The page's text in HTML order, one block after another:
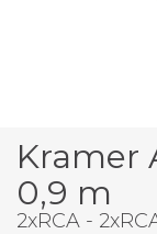
Kramer
0,9 m
2xRCA -